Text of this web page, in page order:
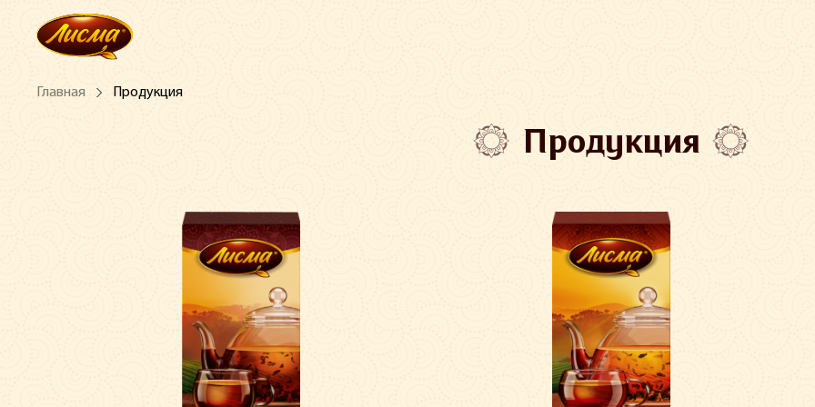
Главная Продукция
Продукция